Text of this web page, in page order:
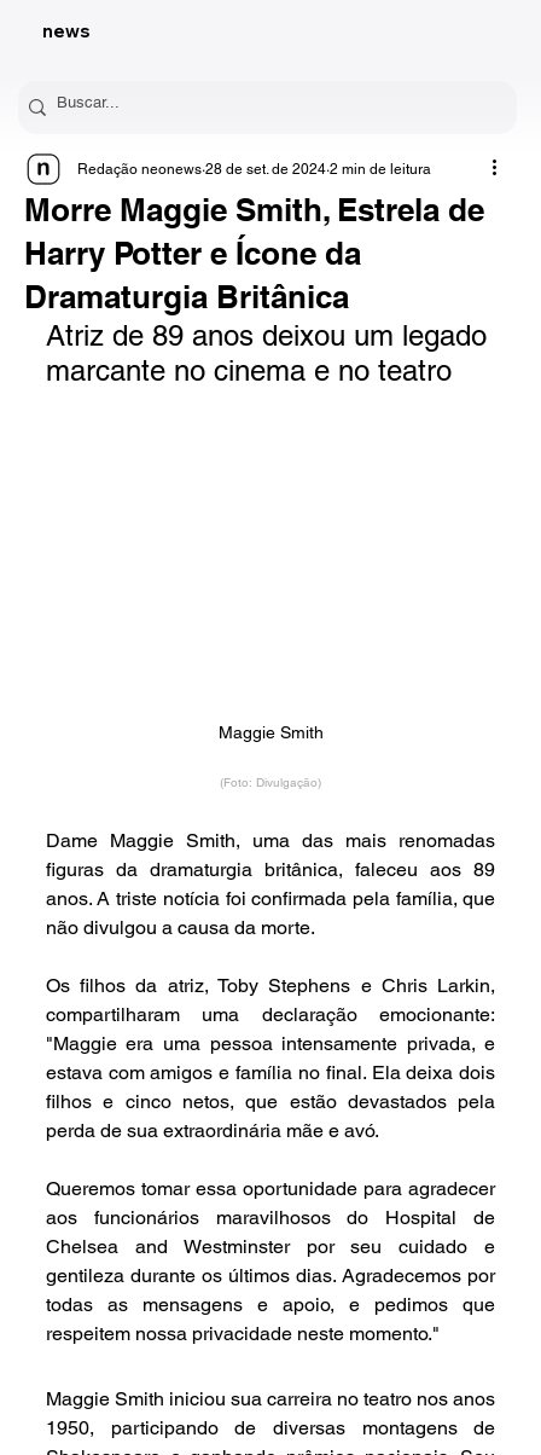
news
Morre Maggie Smith, Estrela de
Harry Potter e Ícone da
Dramaturgia Britânica
Redação neonews 28 de set. de 2024 2 min de leitura
Atriz de 89 anos deixou um legado
marcante no cinema e no teatro
Maggie Smith
(Foto: Divulgação)
Dame Maggie Smith, uma das mais renomadas
figuras da dramaturgia britânica, faleceu aos 89
anos. A triste notícia foi confirmada pela família, que
não divulgou a causa da morte.
Os filhos da atriz, Toby Stephens e Chris Larkin,
compartilharam uma declaração emocionante:
"Maggie era uma pessoa intensamente privada, e
estava com amigos e família no final. Ela deixa dois
filhos e cinco netos, que estão devastados pela
perda de sua extraordinária mãe e avó.
Queremos tomar essa oportunidade para agradecer
aos funcionários maravilhosos do Hospital de
Chelsea and Westminster por seu cuidado e
gentileza durante os últimos dias. Agradecemos por
todas as mensagens e apoio, e pedimos que
respeitem nossa privacidade neste momento."
Maggie Smith iniciou sua carreira no teatro nos anos
1950, participando de diversas montagens de